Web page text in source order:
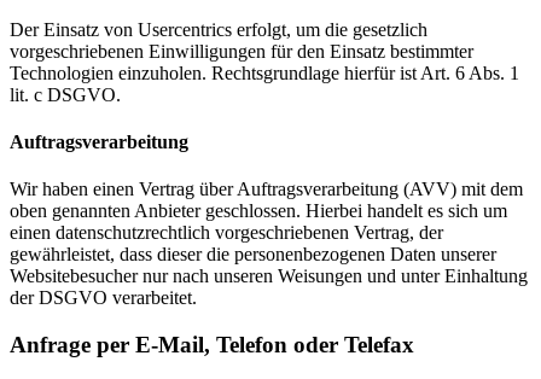
Der Einsatz von Usercentrics erfolgt, um die gesetzlich
vorgeschriebenen Einwilligungen für den Einsatz bestimmter
Technologien einzuholen. Rechtsgrundlage hierfür ist Art. 6 Abs. 1
lit. c DSGVO.
Auftragsverarbeitung
Wir haben einen Vertrag über Auftragsverarbeitung (AVV) mit dem
oben genannten Anbieter geschlossen. Hierbei handelt es sich um
einen datenschutzrechtlich vorgeschriebenen Vertrag, der
gewährleistet, dass dieser die personenbezogenen Daten unserer
Websitebesucher nur nach unseren Weisungen und unter Einhaltung
der DSGVO verarbeitet.
Anfrage per E-Mail, Telefon oder Telefax